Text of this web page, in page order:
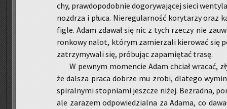
chy, praw­do­po­dob­nie do­go­ry­wa­ją­cej sieci
noz­drza i płuca. Nie­re­gu­lar­ność ko­ry­ta­rzy oraz
figle. Adam zda­wał się nic z tych rze­czy nie
ron­ko­wy nalot, któ­rym za­mie­rza­li kie­ro­wać się
za­trzy­my­wa­li się, pró­bu­jąc za­pa­mię­tać trasę.
W pew­nym mo­men­cie Adam chciał wra­cać,
że dal­sza praca do­brze mu zrobi, dla­te­go
spi­ral­ny­mi stop­nia­mi jesz­cze niżej. Bez­rad­na,
ale za­ra­zem od­po­wie­dzial­na za Adama, co